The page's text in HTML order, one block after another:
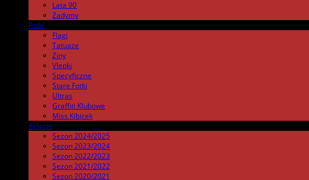
Lata 90
Zadymy
Fotki
Flagi
Tatuaże
Ziny
Vlepki
Specyficzne
Stare Fotki
Ultras
Graffiti Klubowe
Miss Kibicek
Relacje
Sezon 2024/2025
Sezon 2023/2024
Sezon 2022/2023
Sezon 2021/2022
Sezon 2020/2021